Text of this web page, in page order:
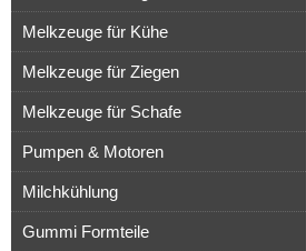
Melkzeuge für Kühe
Melkzeuge für Ziegen
Melkzeuge für Schafe
Pumpen & Motoren
Milchkühlung
Gummi Formteile